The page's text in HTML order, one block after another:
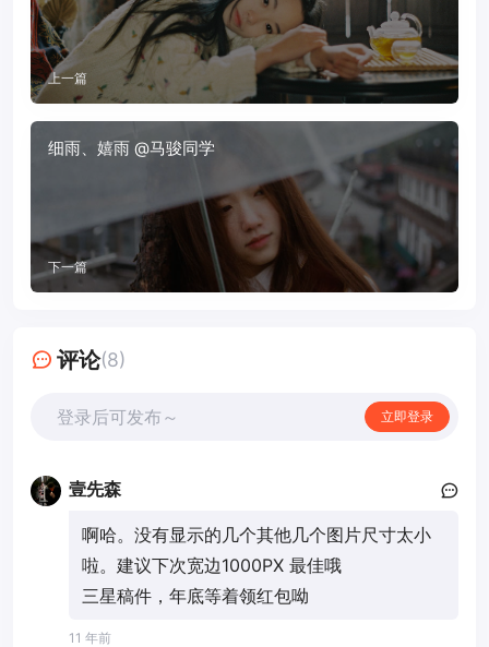
上一篇
细雨、嬉雨 @马骏同学
下一篇
评论(8)
登录后可发布～ 立即登录
壹先森
啊哈。没有显示的几个其他几个图片尺寸太小
啦。建议下次宽边1000PX 最佳哦
三星稿件，年底等着领红包呦
11 年前